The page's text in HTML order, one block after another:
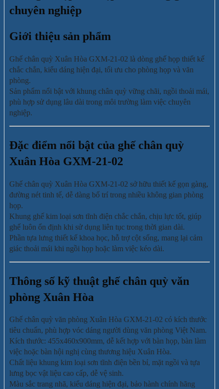
chuyên nghiệp
Giới thiệu sản phẩm
Ghế chân quỳ Xuân Hòa GXM-21-02 là dòng ghế họp thiết kế
chắc chắn, kiểu dáng hiện đại, tối ưu cho phòng họp và văn
phòng.
Sản phẩm nổi bật với khung chân quỳ vững chãi, ngồi thoải mái,
phù hợp sử dụng lâu dài trong môi trường làm việc chuyên
nghiệp.
Đặc điểm nổi bật của ghế chân quỳ
Xuân Hòa GXM-21-02
Ghế chân quỳ Xuân Hòa GXM-21-02 sở hữu thiết kế gọn gàng,
đường nét tinh tế, dễ dàng bố trí trong nhiều không gian phòng
họp.
Khung ghế kim loại sơn tĩnh điện chắc chắn, chịu lực tốt, giúp
ghế luôn ổn định khi sử dụng liên tục trong thời gian dài.
Phần tựa lưng thiết kế khoa học, hỗ trợ cột sống, mang lại cảm
giác thoải mái khi ngồi họp hoặc làm việc kéo dài.
Thông số kỹ thuật ghế chân quỳ văn
phòng Xuân Hòa
Ghế chân quỳ văn phòng Xuân Hòa GXM-21-02 có kích thước
tiêu chuẩn, phù hợp vóc dáng người dùng văn phòng Việt Nam.
Kích thước: 455x460x900mm, dễ kết hợp với bàn họp, bàn làm
việc hoặc bàn hội nghị cùng thương hiệu Xuân Hòa.
Chất liệu khung kim loại sơn tĩnh điện bền bỉ, mặt ngồi và tựa
lưng bọc vật liệu cao cấp, dễ vệ sinh.
Màu sắc trang nhã, kiểu dáng hiện đại, bảo hành chính hãng